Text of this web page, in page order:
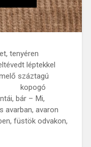
tenyéren
léptekkel
száztagú
kopogó
bár – Mi,
avarban, avaron
füstök odvakon,